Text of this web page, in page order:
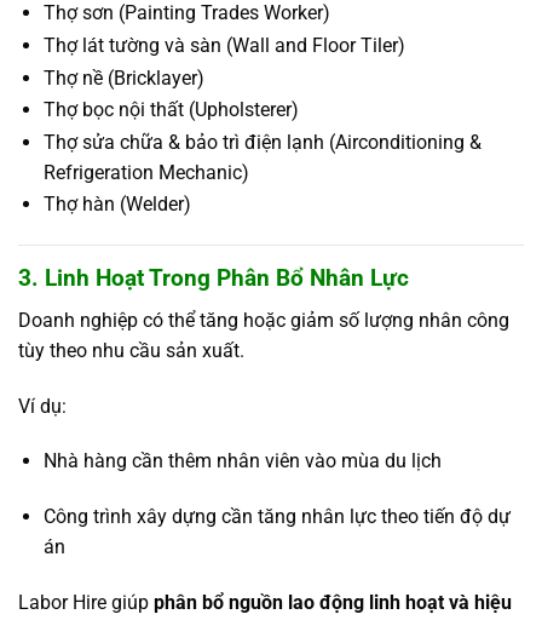
Thợ sơn (Painting Trades Worker)
Thợ lát tường và sàn (Wall and Floor Tiler)
Thợ nề (Bricklayer)
Thợ bọc nội thất (Upholsterer)
Thợ sửa chữa & bảo trì điện lạnh (Airconditioning &
Refrigeration Mechanic)
Thợ hàn (Welder)
3. Linh Hoạt Trong Phân Bổ Nhân Lực
Doanh nghiệp có thể tăng hoặc giảm số lượng nhân công
tùy theo nhu cầu sản xuất.
Ví dụ:
Nhà hàng cần thêm nhân viên vào mùa du lịch
Công trình xây dựng cần tăng nhân lực theo tiến độ dự
án
Labor Hire giúp phân bổ nguồn lao động linh hoạt và hiệu